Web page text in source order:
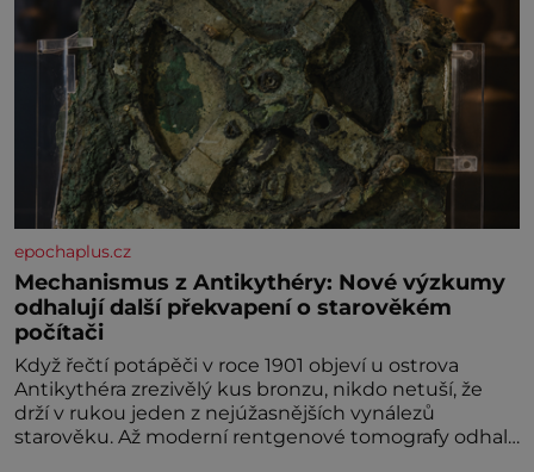
epochaplus.cz
Mechanismus z Antikythéry: Nové výzkumy
odhalují další překvapení o starověkém
počítači
Když řečtí potápěči v roce 1901 objeví u ostrova
Antikythéra zrezivělý kus bronzu, nikdo netuší, že
drží v rukou jeden z nejúžasnějších vynálezů
starověku. Až moderní rentgenové tomografy odhalí